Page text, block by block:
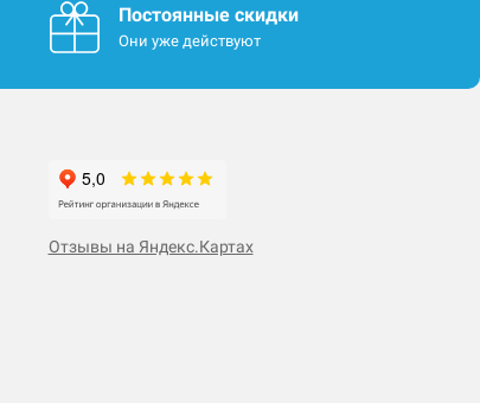
Постоянные скидки
Они уже действуют
Отзывы на Яндекс.Картах